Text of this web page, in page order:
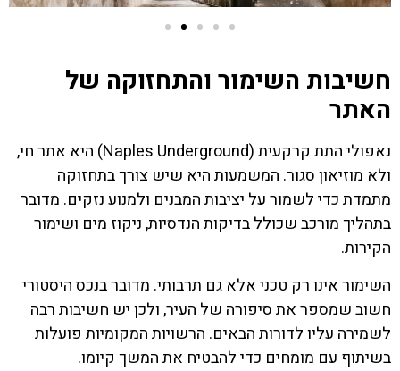
חשיבות השימור והתחזוקה של
האתר
נאפולי התת קרקעית (Naples Underground) היא אתר חי,
ולא מוזיאון סגור. המשמעות היא שיש צורך בתחזוקה
מתמדת כדי לשמור על יציבות המבנים ולמנוע נזקים. מדובר
בתהליך מורכב שכולל בדיקות הנדסיות, ניקוז מים ושימור
הקירות.
השימור אינו רק טכני אלא גם תרבותי. מדובר בנכס היסטורי
חשוב שמספר את סיפורה של העיר, ולכן יש חשיבות רבה
לשמירה עליו לדורות הבאים. הרשויות המקומיות פועלות
בשיתוף עם מומחים כדי להבטיח את המשך קיומו.